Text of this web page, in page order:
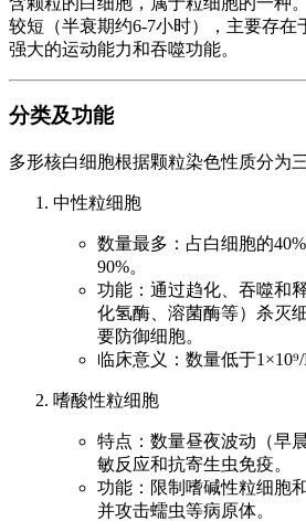
较短（半衰期约6-7小时），主要存在
强大的运动能力和吞噬功能。
分类及功能
多形核白细胞根据颗粒染色性质分为
中性粒细胞
数量最多：占白细胞的
90%。
功能：通过趋化、吞噬和
化氢酶、溶菌酶等）杀灭
要防御细胞。
临床意义：数量低于
嗜酸性粒细胞
特点：数量昼夜波动（早
敏反应和抗寄生虫免疫。
功能：限制嗜碱性粒细胞
并攻击蠕虫等病原体。